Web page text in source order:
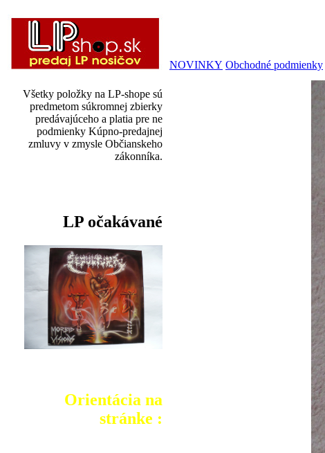
Všetky položky na LP-shope sú
predmetom súkromnej zbierky
predávajúceho a platia pre ne
podmienky Kúpno-predajnej
zmluvy v zmysle Občianskeho
zákonníka.
LP očakávané
Orientácia na
stránke :
NOVINKY Obchodné podmienky